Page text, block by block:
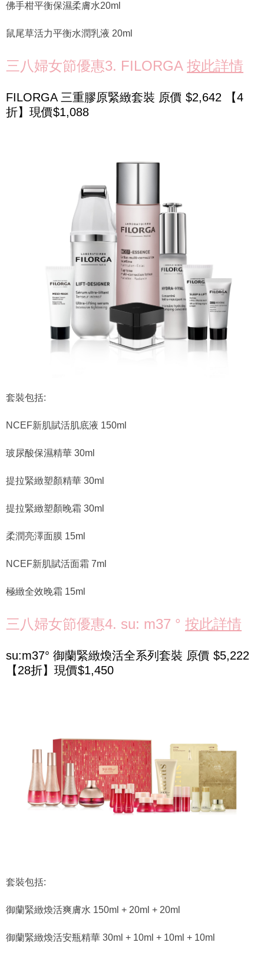
佛手柑平衡保濕柔膚水20ml
鼠尾草活力平衡水潤乳液 20ml
三八婦女節優惠3. FILORGA 按此詳情
FILORGA 三重膠原緊緻套裝 原價 $2,642 【4
折】現價$1,088
套裝包括:
NCEF新肌賦活肌底液 150ml
玻尿酸保濕精華 30ml
提拉緊緻塑顏精華 30ml
提拉緊緻塑顏晚霜 30ml
柔潤亮澤面膜 15ml
NCEF新肌賦活面霜 7ml
極緻全效晚霜 15ml
三八婦女節優惠4. su: m37 ° 按此詳情
su:m37° 御蘭緊緻煥活全系列套裝 原價 $5,222
【28折】現價$1,450
套裝包括:
御蘭緊緻煥活爽膚水 150ml + 20ml + 20ml
御蘭緊緻煥活安瓶精華 30ml + 10ml + 10ml + 10ml